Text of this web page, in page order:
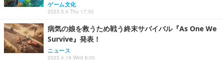
ゲーム文化
2023.5.4 Thu 17:30
病気の娘を救うため戦う終末サバイバル『As One We
Survive』発表！
ニュース
2023.4.19 Wed 8:00